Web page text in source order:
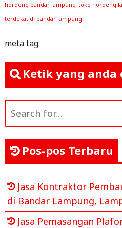
hordeng bandar lampung toko hordeng
terdekat di bandar lampung
meta tag
Ketik yang anda
for:
Pos-pos Terbaru
Jasa Kontraktor
di Bandar Lampung,
Jasa Pemasangan